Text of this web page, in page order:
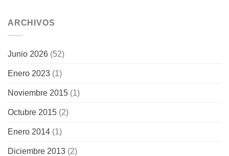
ARCHIVOS
Junio 2026 (52)
Enero 2023 (1)
Noviembre 2015 (1)
Octubre 2015 (2)
Enero 2014 (1)
Diciembre 2013 (2)